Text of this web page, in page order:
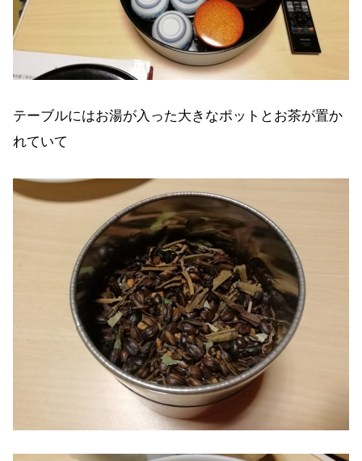
テーブルにはお湯が入った大きなポットとお茶が置か
れていて